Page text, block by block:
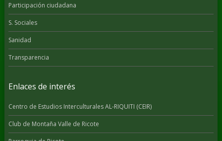
Participación ciudadana
S. Sociales
Sanidad
Transparencia
Enlaces de interés
Centro de Estudios Interculturales AL-RIQUITI (CEIR)
Club de Montaña Valle de Ricote